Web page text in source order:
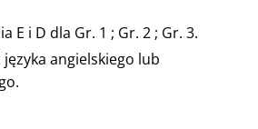
E i D dla Gr. 1 ; Gr. 2 ; Gr. 3.
angielskiego lub